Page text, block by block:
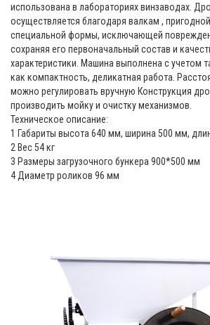
использована в лабораториях винзаводах.
осуществляется благодаря валкам ,
специальной формы, исключающей
сохраняя его первоначальный состав и
характеристики. Машина выполнена с учетом
как компактность, деликатная работа.
можно регулировать вручную Конструкция
производить мойку и очистку механизмов.
Техническое описание:
1 Габариты высота 640 мм, ширина 500 мм,
2 Вес 54 кг
3 Размеры загрузочного бункера 900*500 мм
4 Диаметр роликов 96 мм